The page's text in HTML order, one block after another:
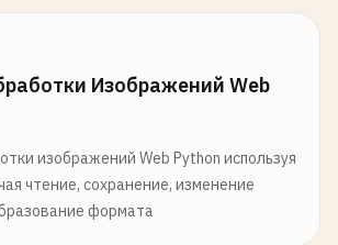
Изображений Web
изображений Web Python используя
чтение, сохранение, изменение
формата